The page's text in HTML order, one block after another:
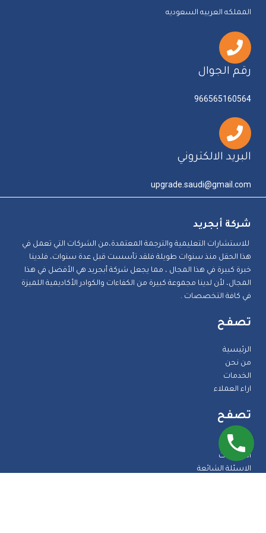
المملكه العربيه السعوديه
رقم الجوال
966565160564
البريد الالكتروني
upgrade.saudi@gmail.com
شركة أبجريد
للاستشارات التعليمية والترجمة المعتمدة،من الشركات التي تعمل في
هذا الحقل منذ سنوات طويلة فلقد تأسست قبل عدة سنوات، فلدينا
خبرة كبيرة في هذا المجال ، مما يجعل شركة أبجريد هي الأفضل في هذا
المجال، لأن لدينا مجموعة كبيرة من الكفاءات والكوادر الأكاديمية اللميزة
في كافة التخصصات .
تصفح
الرئيسية
من نحن
الخدمات
اراء العملاء
تصفح
المدونة
الضمانات
الاسئلة الشائعة